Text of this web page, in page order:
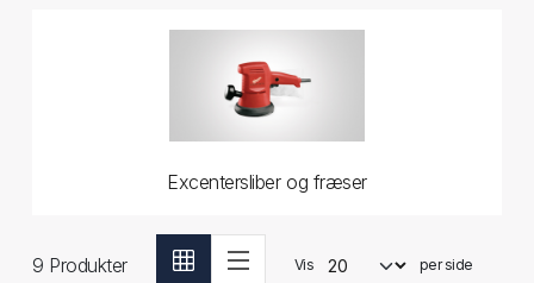
Excentersliber og fræser
9 Produkter Vis per side